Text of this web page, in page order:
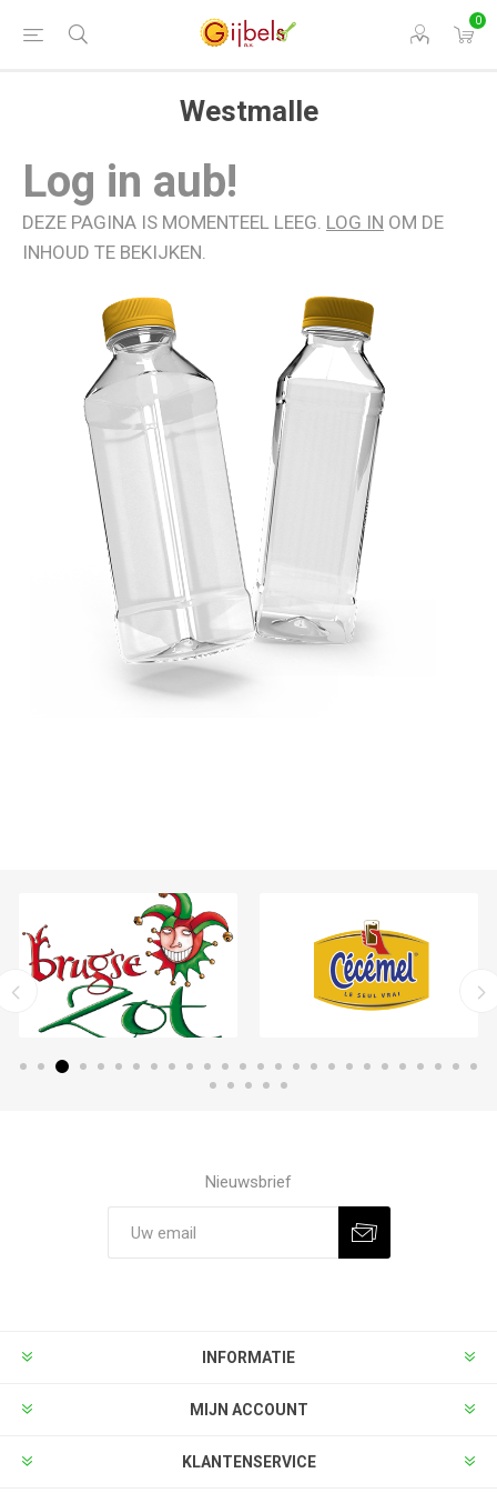
0
Westmalle
Log in aub!
DEZE PAGINA IS MOMENTEEL LEEG. LOG IN OM DE
INHOUD TE BEKIJKEN.
Nieuwsbrief
INFORMATIE
MIJN ACCOUNT
KLANTENSERVICE